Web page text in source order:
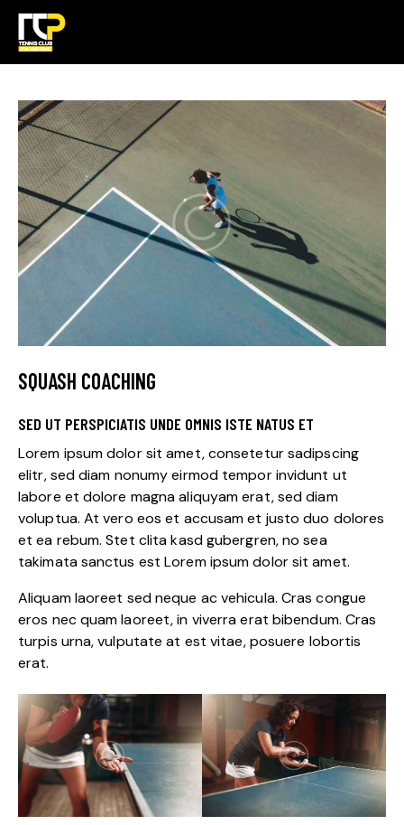
SQUASH COACHING
SED UT PERSPICIATIS UNDE OMNIS ISTE NATUS ET
Lorem ipsum dolor sit amet, consetetur sadipscing
elitr, sed diam nonumy eirmod tempor invidunt ut
labore et dolore magna aliquyam erat, sed diam
voluptua. At vero eos et accusam et justo duo dolores
et ea rebum. Stet clita kasd gubergren, no sea
takimata sanctus est Lorem ipsum dolor sit amet.
Aliquam laoreet sed neque ac vehicula. Cras congue
eros nec quam laoreet, in viverra erat bibendum. Cras
turpis urna, vulputate at est vitae, posuere lobortis
erat.